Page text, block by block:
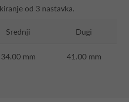
od 3 nastavka.
Srednji Dugi
34.00 mm 41.00 mm